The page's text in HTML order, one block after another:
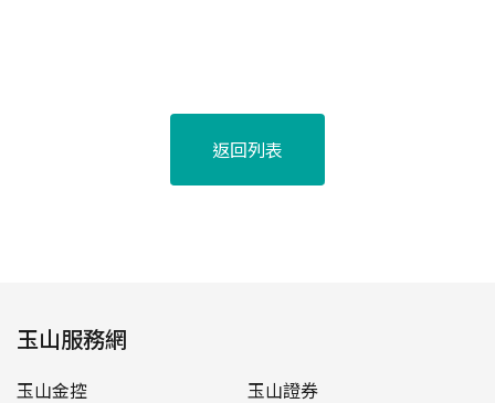
返回列表
玉山服務網
玉山金控
玉山證券